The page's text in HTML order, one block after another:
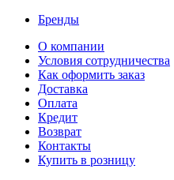
Бренды
О компании
Условия сотрудничества
Как оформить заказ
Доставка
Оплата
Кредит
Возврат
Контакты
Купить в розницу